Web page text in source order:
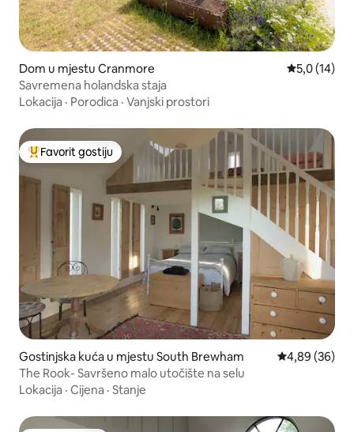
Dom u mjestu Cranmore Prosječna
5,0 (14)
Savremena holandska staja
Lokacija · Porodica · Vanjski prostori
Glavni favorit gostiju
Favorit gostiju
Gostinjska kuća u mjestu South Brewham Prosječna
4,89 (36)
The Rook- Savršeno malo utočište na selu
Lokacija · Cijena · Stanje